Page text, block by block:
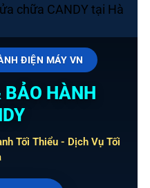
ĐIỆN MÁY VN
HÀNH
Tối Thiểu - Dịch Vụ Tối